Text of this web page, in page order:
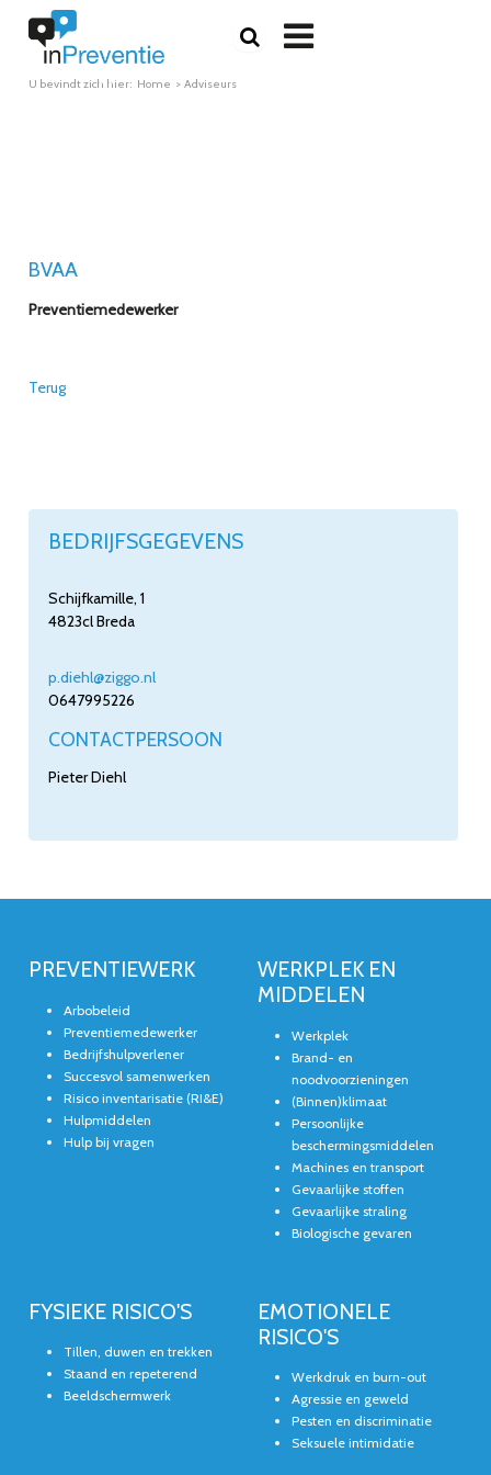

U bevindt zich hier: Home Adviseurs
BVAA
Preventiemedewerker
Terug
BEDRIJFSGEGEVENS
Schijfkamille, 1
4823clBreda
p.diehl@ziggo.nl
0647995226
CONTACTPERSOON
Pieter Diehl
PREVENTIEWERK
Arbobeleid
Preventiemedewerker
Bedrijfshulpverlener
Succesvol samenwerken
Risico inventarisatie (RI&E)
Hulpmiddelen
Hulp bij vragen
WERKPLEK EN
MIDDELEN
Werkplek
Brand- en
noodvoorzieningen
(Binnen)klimaat
Persoonlijke
beschermingsmiddelen
Machines en transport
Gevaarlijke stoffen
Gevaarlijke straling
Biologische gevaren
FYSIEKE RISICO'S
Tillen, duwen en trekken
Staand en repeterend
Beeldschermwerk
EMOTIONELE
RISICO'S
Werkdruk en burn-out
Agressie en geweld
Pesten en discriminatie
Seksuele intimidatie